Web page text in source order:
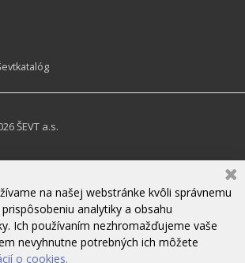
ŠEVT a.s.
na našej webstránke kvôli správnemu
analytiky a obsahu
Ich používaním nezhromažďujeme vaše
nevyhnutne potrebných ich môžete
o cookies.